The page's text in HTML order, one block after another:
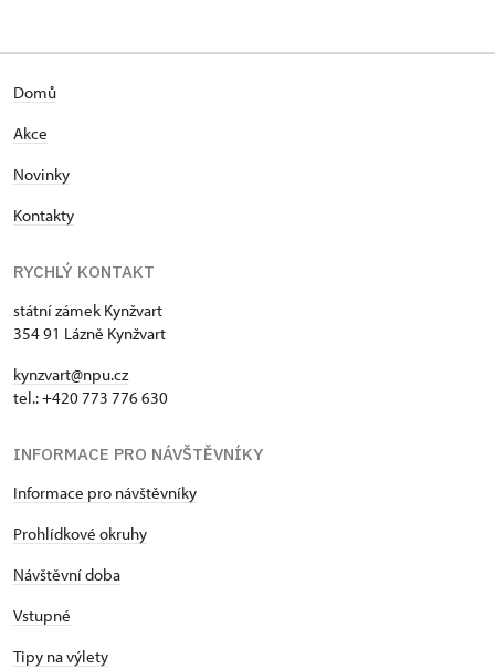
Domů
Akce
Novinky
Kontakty
RYCHLÝ KONTAKT
státní zámek Kynžvart
354 91 Lázně Kynžvart
kynzvart@npu.cz
tel.: +420 773 776 630
INFORMACE PRO NÁVŠTĚVNÍKY
Informace pro návštěvníky
Prohlídkové okruhy
Návštěvní doba
Vstupné
Tipy na výlety